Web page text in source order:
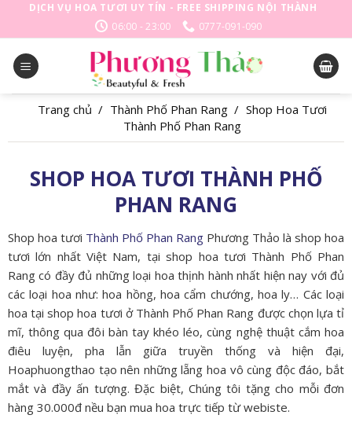
DỊCH VỤ HOA TƯƠI UY TÍN - FREE SHIPPING NỘI THÀNH
06:00 - 23:00
0777-091-090
Trang chủ / Thành Phố Phan Rang / Shop Hoa Tươi
Thành Phố Phan Rang
SHOP HOA TƯƠI THÀNH PHỐ
PHAN RANG
Shop hoa tươi Thành Phố Phan Rang Phương Thảo là shop hoa
tươi lớn nhất Việt Nam, tại shop hoa tươi Thành Phố Phan
Rang có đầy đủ những loại hoa thịnh hành nhất hiện nay với đủ
các loại hoa như: hoa hồng, hoa cẩm chướng, hoa ly… Các loại
hoa tại shop hoa tươi ở Thành Phố Phan Rang được chọn lựa tỉ
mĩ, thông qua đôi bàn tay khéo léo, cùng nghệ thuật cắm hoa
điêu luyện, pha lẫn giữa truyền thống và hiện đại,
Hoaphuongthao tạo nên những lẵng hoa vô cùng độc đáo, bắt
mắt và đầy ấn tượng. Đặc biệt, Chúng tôi tặng cho mỗi đơn
hàng 30.000đ nều bạn mua hoa trực tiếp từ webiste.